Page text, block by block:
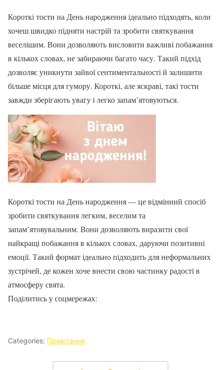
Короткі тости на День народження ідеально підходять, коли
хочеш швидко підняти настрій та зробити святкування
веселішим. Вони дозволяють висловити важливі побажання
в кількох словах, не забираючи багато часу. Такий підхід
дозволяє уникнути зайвої сентиментальності й залишити
більше місця для гумору. Короткі, але яскраві, такі тости
завжди зберігають увагу і легко запам’ятовуються.
Короткі тости на День народження — це відмінний спосіб
зробити святкування легким, веселим та
запам’ятовувальним. Вони дозволяють виразити свої
найкращі побажання в кількох словах, даруючи позитивні
емоції. Такий формат ідеально підходить для неформальних
зустрічей, де кожен хоче внести свою частинку радості в
атмосферу свята.
Поділитись у соцмережах:
Categories: Привітання